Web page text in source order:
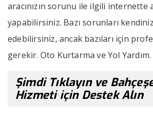
aracınızın sorunu ile ilgili internette
yapabilirsiniz. Bazı sorunları
edebilirsiniz, ancak bazıları için
gerekir. Oto Kurtarma ve Yol Yardım.
Şimdi Tıklayın ve
Hizmeti için Destek Alın